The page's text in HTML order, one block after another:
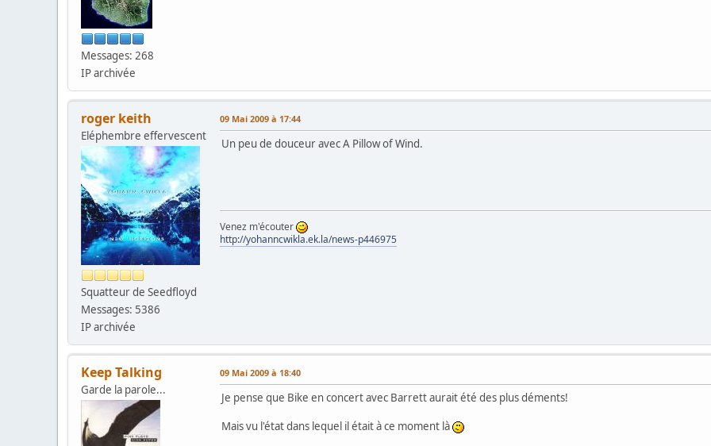
Messages: 268
IP archivée
roger keith
Eléphembre effervescent
Squatteur de Seedfloyd
Messages: 5386
IP archivée
09 Mai 2009 à 17:44
Un peu de douceur avec A Pillow of Wind.
Venez m'écouter
http://yohanncwikla.ek.la/news-p446975
Keep Talking
Garde la parole...
09 Mai 2009 à 18:40
Je pense que Bike en concert avec Barrett aurait été des plus déments!
Mais vu l'état dans lequel il était à ce moment là